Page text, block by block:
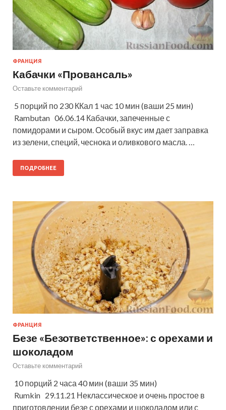
ФРАНЦИЯ
Кабачки «Провансаль»
Оставьте комментарий
5 порций по 230 ККал 1 час 10 мин (ваши 25 мин)
Rambutan 06.06.14 Кабачки, запеченные с
помидорами и сыром. Особый вкус им дает заправка
из зелени, специй, чеснока и оливкового масла. …
ПОДРОБНЕЕ
ФРАНЦИЯ
Безе «Безответственное»: с орехами и
шоколадом
Оставьте комментарий
10 порций 2 часа 40 мин (ваши 35 мин)
Rumkin 29.11.21 Неклассическое и очень простое в
приготовлении безе с орехами и шоколадом или с